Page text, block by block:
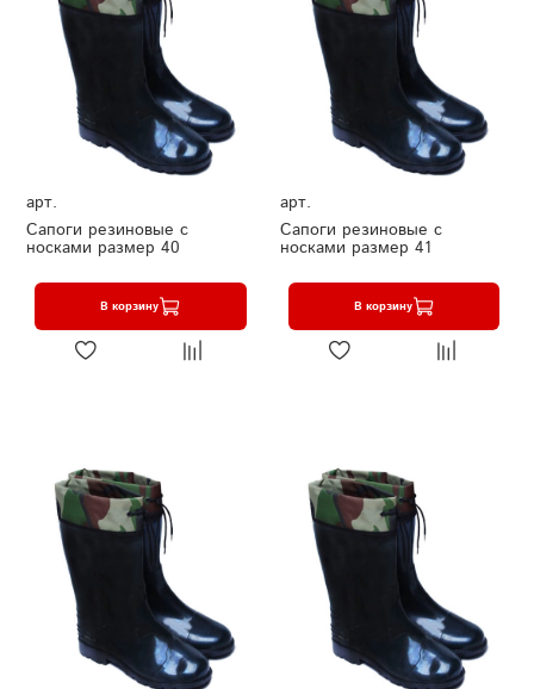
арт.
Сапоги резиновые с
носками размер 40
В корзину
арт.
Сапоги резиновые с
носками размер 41
В корзину